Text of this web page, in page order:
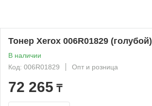
Тонер Xerox 006R01829 (голубой)
В наличии
Код: 006R01829
Опт и розница
72 265 ₸